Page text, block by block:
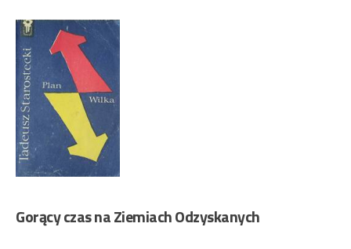
Gorący czas na Ziemiach Odzyskanych